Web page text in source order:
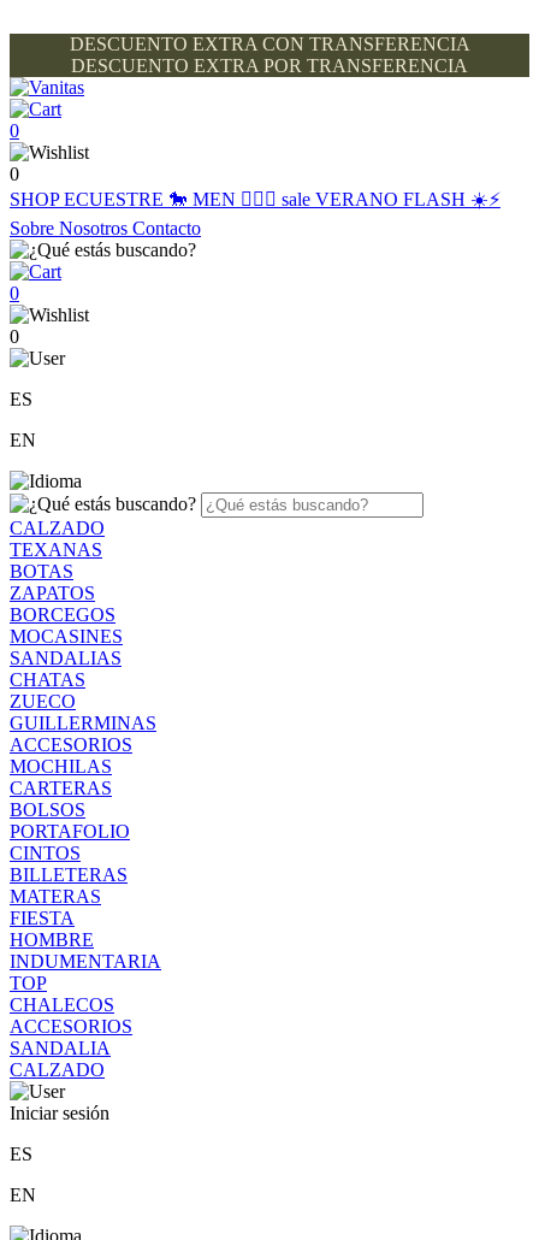
DESCUENTO EXTRA CON TRANSFERENCIA
DESCUENTO EXTRA POR TRANSFERENCIA
0
0
SHOPECUESTRE 🐎 MEN 🙋🏽‍♂️ sale VERANO FLASH ☀️⚡️
Sobre Nosotros Contacto
0
0
ES
EN
CALZADO
TEXANAS
BOTAS
ZAPATOS
BORCEGOS
MOCASINES
SANDALIAS
CHATAS
ZUECO
GUILLERMINAS
ACCESORIOS
MOCHILAS
CARTERAS
BOLSOS
PORTAFOLIO
CINTOS
BILLETERAS
MATERAS
FIESTA
HOMBRE
INDUMENTARIA
TOP
CHALECOS
ACCESORIOS
SANDALIA
CALZADO
Iniciar sesión
ES
EN